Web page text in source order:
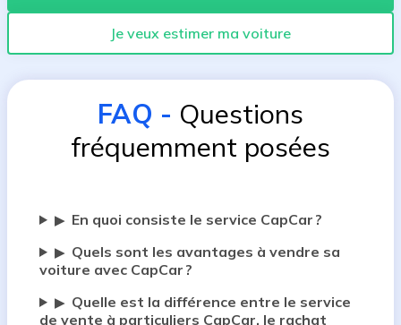
Je veux estimer ma voiture
FAQ - Questions
fréquemment posées
▶ En quoi consiste le service CapCar ?
▶ Quels sont les avantages à vendre sa
voiture avec CapCar ?
▶ Quelle est la différence entre le service
de vente à particuliers CapCar, le rachat